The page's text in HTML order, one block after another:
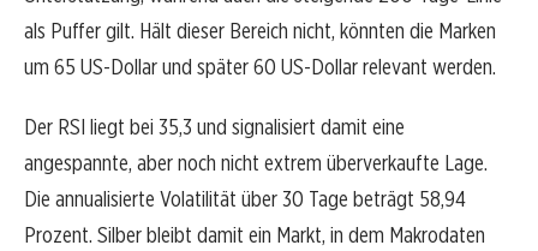
als Puffer gilt. Hält dieser Bereich nicht, könnten die Marken
um 65 US-Dollar und später 60 US-Dollar relevant werden.
Der RSI liegt bei 35,3 und signalisiert damit eine
angespannte, aber noch nicht extrem überverkaufte Lage.
Die annualisierte Volatilität über 30 Tage beträgt 58,94
Prozent. Silber bleibt damit ein Markt, in dem Makrodaten